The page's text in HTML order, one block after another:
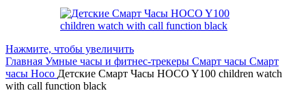
Нажмите, чтобы увеличить
Главная Умные часы и фитнес-трекеры Смарт часы Смарт
часы Hoco Детские Смарт Часы HOCO Y100 children watch
with call function black